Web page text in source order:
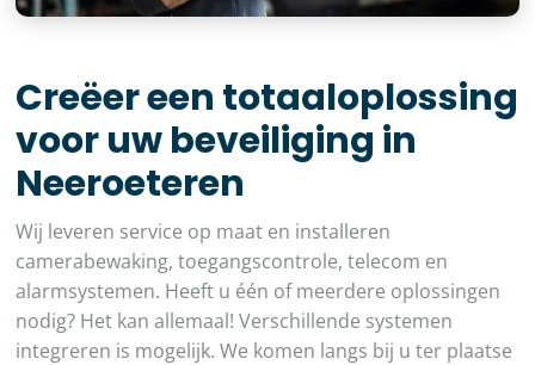
Creëer een totaaloplossing
voor uw beveiliging in
Neeroeteren
Wij leveren service op maat en installeren
camerabewaking, toegangscontrole, telecom en
alarmsystemen. Heeft u één of meerdere oplossingen
nodig? Het kan allemaal! Verschillende systemen
integreren is mogelijk. We komen langs bij u ter plaatse